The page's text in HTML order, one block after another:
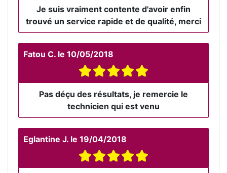
Je suis vraiment contente d'avoir enfin
trouvé un service rapide et de qualité, merci
Fatou C. le 10/05/2018
Pas déçu des résultats, je remercie le
technicien qui est venu
Eglantine J. le 19/04/2018